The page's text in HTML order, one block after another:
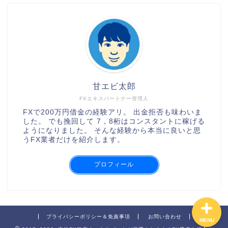
FXエキスパートナー管理人
甘エビ太郎
FXで200万円借金の経験アリ。 出金拒否も味わいま
した。 でも挽回して 7，8桁はコンスタントに稼げる
ようになりました。 そんな経験から本当に良いと思
うFX業者だけを紹介します。
プロフィール
プライバシーポリシー＆免責事項 お問い合わせ
MENU
AXIORYの口座開設の手順
TitanFXの口座開設の手順